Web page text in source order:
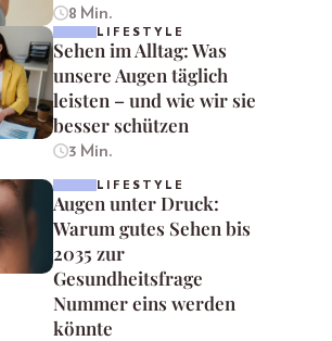
8 Min.
LIFESTYLE
Sehen im Alltag: Was
unsere Augen täglich
leisten – und wie wir sie
besser schützen
3 Min.
LIFESTYLE
Augen unter Druck:
Warum gutes Sehen bis
2035 zur
Gesundheitsfrage
Nummer eins werden
könnte